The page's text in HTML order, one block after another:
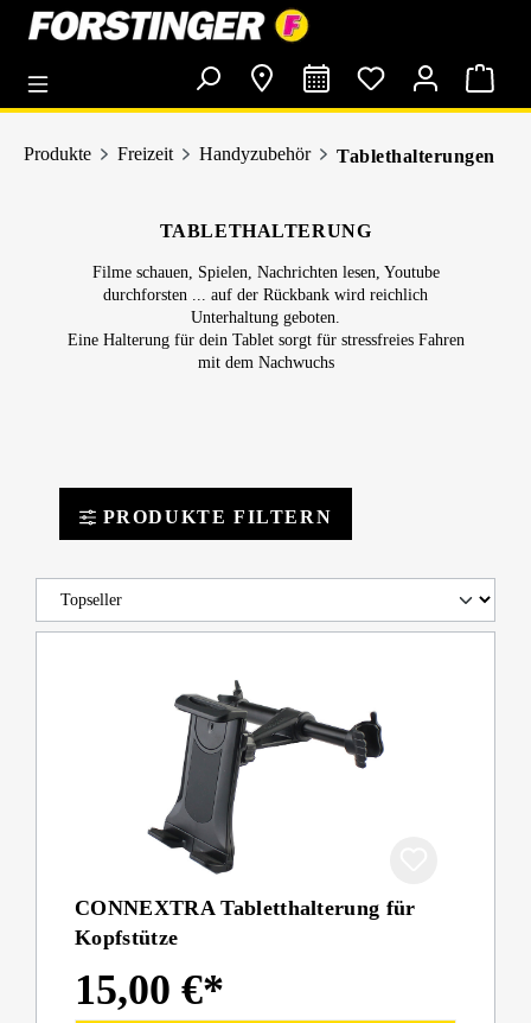
springen
Produkte Freizeit Handyzubehör Tablethalterungen
TABLETHALTERUNG
Filme schauen, Spielen, Nachrichten lesen, Youtube
durchforsten ... auf der Rückbank wird reichlich
Unterhaltung geboten.
Eine Halterung für dein Tablet sorgt für stressfreies Fahren
mit dem Nachwuchs
PRODUKTE FILTERN
CONNEXTRA Tabletthalterung für
Kopfstütze
15,00 €*